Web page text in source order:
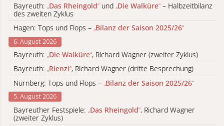
Bayreuth: „Das Rheingold“ und „Die Walküre“ – Halbzeitbilanz
des zweiten Zyklus
Hagen: Tops und Flops – „Bilanz der Saison 2025/26“
6. August 2026
Bayreuth: „Die Walküre“, Richard Wagner (zweiter Zyklus)
Bayreuth: „Rienzi“, Richard Wagner (dritte Besprechung)
Nürnberg: Tops und Flops – „Bilanz der Saison 2025/26“
5. August 2026
Bayreuther Festspiele: „Das Rheingold“, Richard Wagner
(zweiter Zyklus)